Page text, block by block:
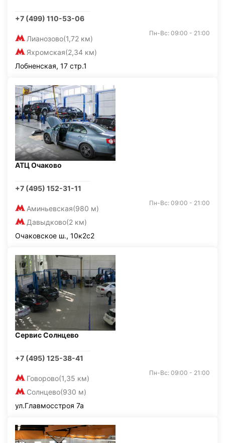
+7 (499) 110-53-06
Лианозово(1,72 км)
Яхромская(2,34 км)
Пн-Вс: 09:00 - 21:00
Лобненская, 17 стр.1
АТЦ Очаково
+7 (495) 152-31-11
Аминьевская(980 м)
Давыдково(2 км)
Пн-Вс: 09:00 - 21:00
Очаковское ш., 10к2с2
Сервис Солнцево
+7 (495) 125-38-41
Говорово(1,35 км)
Солнцево(930 м)
Пн-Вс: 09:00 - 21:00
ул.Главмосстроя 7а